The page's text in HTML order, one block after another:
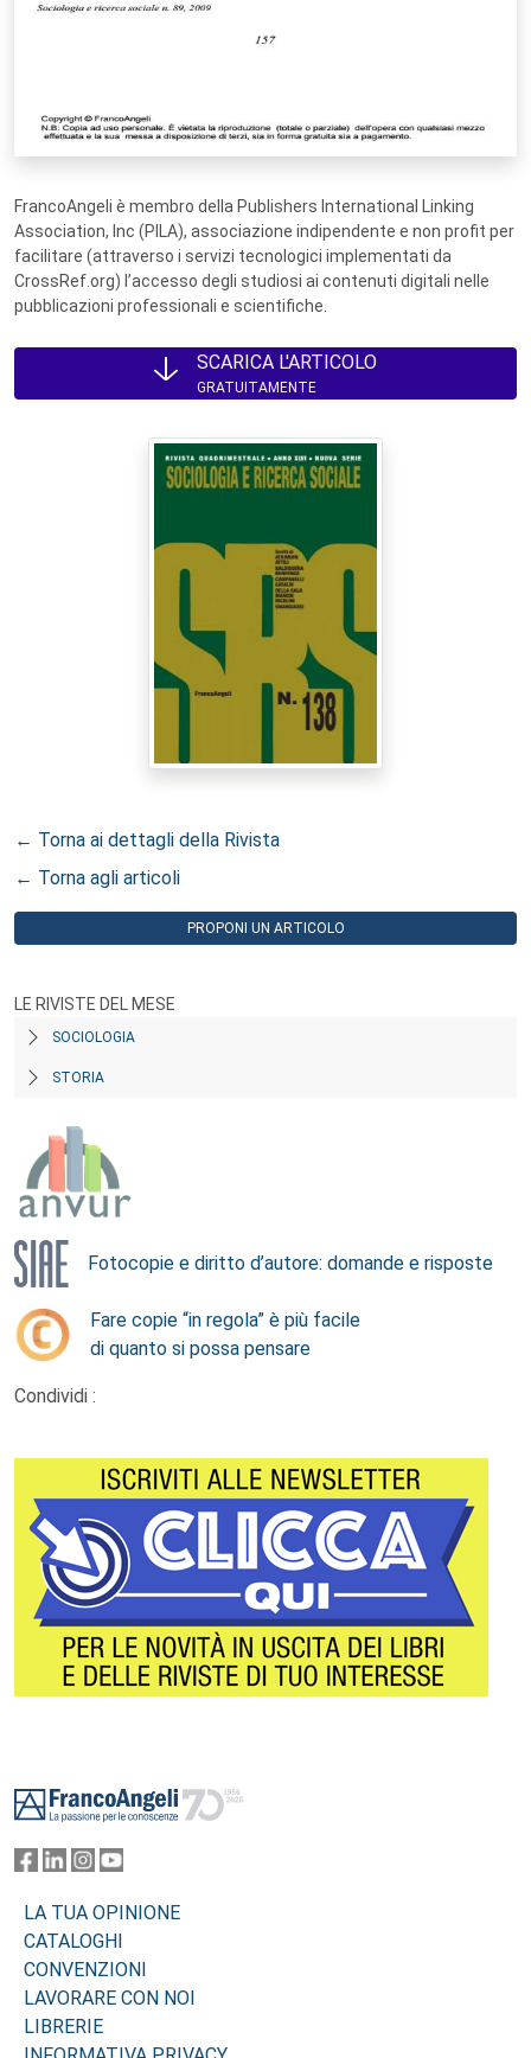
FrancoAngeli è membro della Publishers International Linking
Association, Inc (PILA), associazione indipendente e non profit per
facilitare (attraverso i servizi tecnologici implementati da
CrossRef.org) l’accesso degli studiosi ai contenuti digitali nelle
pubblicazioni professionali e scientifiche.
SCARICA L'ARTICOLO
GRATUITAMENTE
← Torna ai dettagli della Rivista
← Torna agli articoli
PROPONI UN ARTICOLO
LE RIVISTE DEL MESE
SOCIOLOGIA
STORIA
Fotocopie e diritto d’autore: domande e risposte
Fare copie “in regola” è più facile
di quanto si possa pensare
Condividi :
LA TUA OPINIONE
CATALOGHI
CONVENZIONI
LAVORARE CON NOI
LIBRERIE